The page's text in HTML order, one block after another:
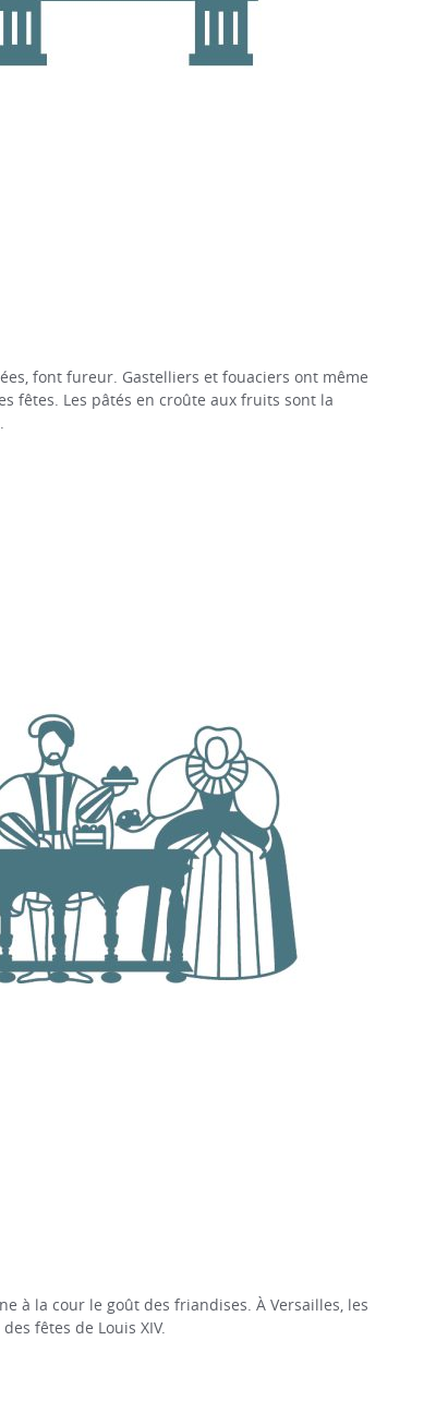
font fureur. Gastelliers et fouaciers ont même
fêtes. Les pâtés en croûte aux fruits sont la
à la cour le goût des friandises. À Versailles, les
fêtes de Louis XIV.